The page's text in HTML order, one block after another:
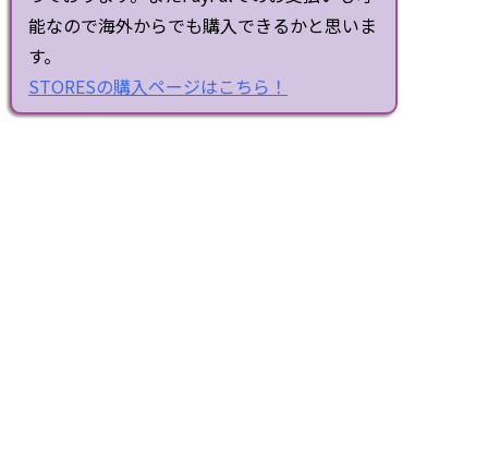
能なので海外からでも購入できるかと思いま
す。
STORESの購入ページはこちら！